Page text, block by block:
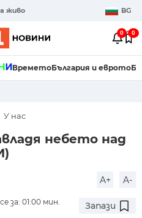
живо BG
0 0
ВреметоБългария и еврото
У нас
небето над
A+ A-
за: 01:00 мин.
Запази